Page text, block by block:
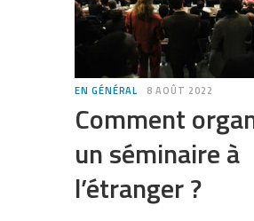
EN GÉNÉRAL 8 AOÛT 2022
Comment
un séminaire à
l’étranger ?